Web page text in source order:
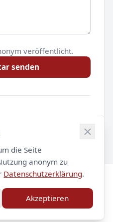
veröffentlicht.
senden
vorbehalten.
Kontakt
die Seite
anonym zu
Datenschutzerklärung.
Akzeptieren